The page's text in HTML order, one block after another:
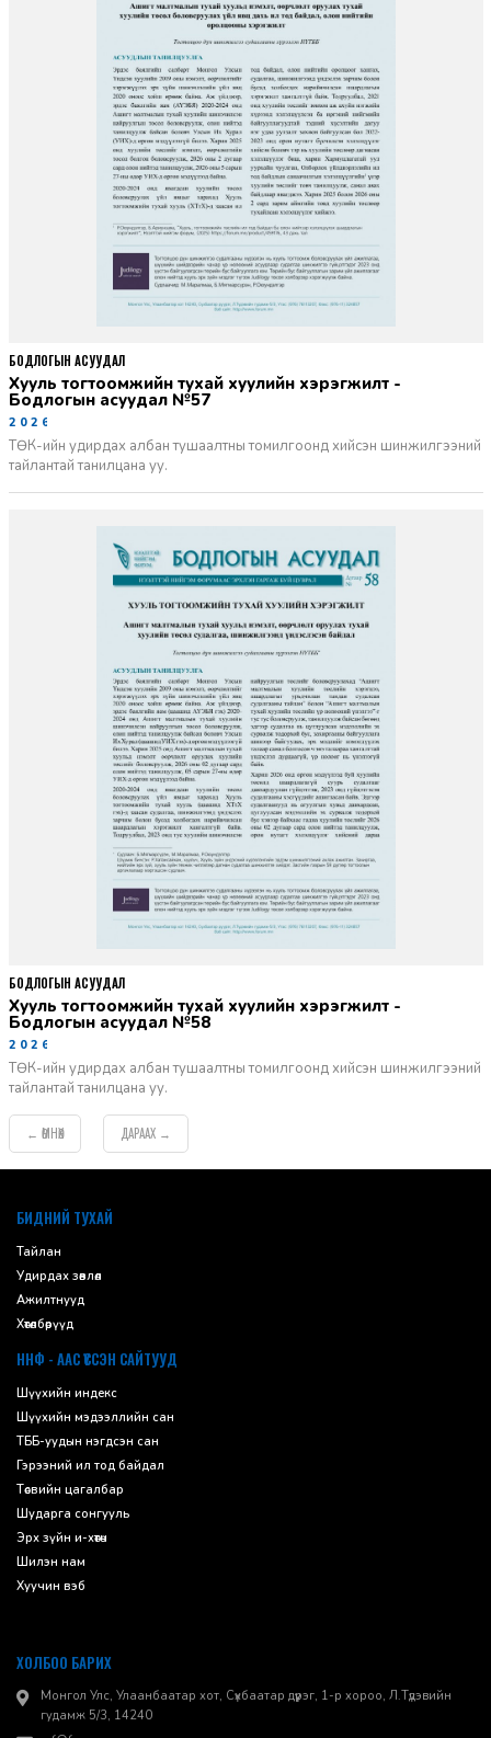
Хууль тогтоомжийн тухай хуулийн хэрэгжилт -
Бодлогын асуудал №57
2026-06-02
ТӨК-ийн удирдах албан тушаалтны томилгоонд хийсэн шинжилгээний
тайлантай танилцана уу.
БОДЛОГЫН АСУУДАЛ
Хууль тогтоомжийн тухай хуулийн хэрэгжилт -
Бодлогын асуудал №58
2026-06-02
ТӨК-ийн удирдах албан тушаалтны томилгоонд хийсэн шинжилгээний
тайлантай танилцана уу.
БОДЛОГЫН АСУУДАЛ
← ӨМНӨХ ДАРААХ →
БИДНИЙ ТУХАЙ
Тайлан
Удирдах зөвлөл
Ажилтнууд
Хөтөлбөрүүд
ННФ - ААС ҮҮССЭН САЙТУУД
Шүүхийн индекс
Шүүхийн мэдээллийн сан
ТББ-уудын нэгдсэн сан
Гэрээний ил тод байдал
Төсвийн цагалбар
Шударга сонгууль
Эрх зүйн и-хөтөч
Шилэн нам
Хуучин вэб
ХОЛБОО БАРИХ
Монгол Улс, Улаанбаатар хот, Сүхбаатар дүүрэг, 1-р хороо, ​Л.Түдэвийн
гудамж 5/3, 14240